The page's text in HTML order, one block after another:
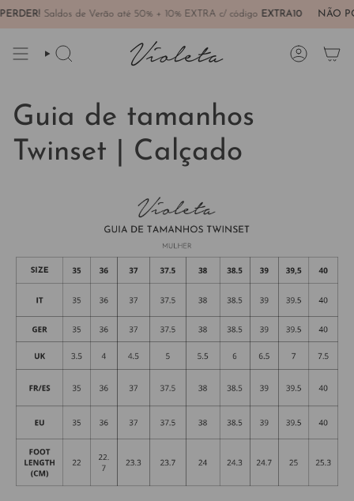
para
conteúdo
Saldos de Verão até 50% + 10% EXTRA c/ códigoEXTRA10 NÃO
PESQUISAR CONTA
Guia de tamanhos
Twinset | Calçado